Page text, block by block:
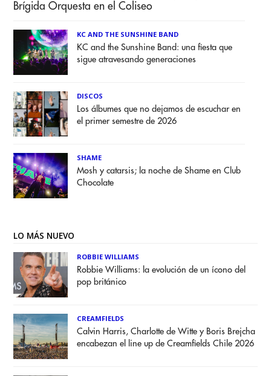
Brígida Orquesta en el Coliseo
KC AND THE SUNSHINE BAND
KC and the Sunshine Band: una fiesta que
sigue atravesando generaciones
DISCOS
Los álbumes que no dejamos de escuchar en
el primer semestre de 2026
SHAME
Mosh y catarsis; la noche de Shame en Club
Chocolate
LO MÁS NUEVO
ROBBIE WILLIAMS
Robbie Williams: la evolución de un ícono del
pop británico
CREAMFIELDS
Calvin Harris, Charlotte de Witte y Boris Brejcha
encabezan el line up de Creamfields Chile 2026